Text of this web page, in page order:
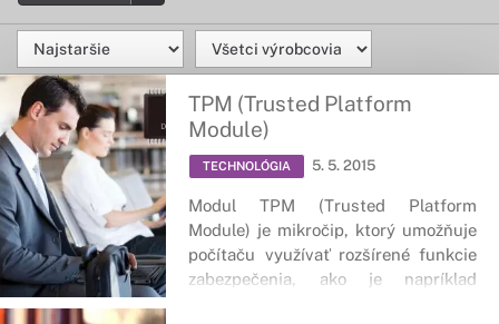
TPM (Trusted Platform
Module)
TECHNOLÓGIA 5. 5. 2015
Modul TPM (Trusted Platform
Module) je mikročip, ktorý umožňuje
počítaču využívať rozšírené funkcie
zabezpečenia, ako je napríklad